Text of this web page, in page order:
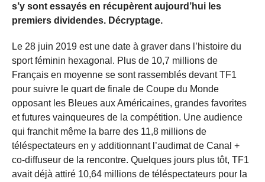
s’y sont essayés en récupèrent aujourd’hui les
premiers dividendes. Décryptage.
Le 28 juin 2019 est une date à graver dans l’histoire du
sport féminin hexagonal. Plus de 10,7 millions de
Français en moyenne se sont rassemblés devant TF1
pour suivre le quart de finale de Coupe du Monde
opposant les Bleues aux Américaines, grandes favorites
et futures vainqueures de la compétition. Une audience
qui franchit même la barre des 11,8 millions de
téléspectateurs en y additionnant l’audimat de Canal +
co-diffuseur de la rencontre. Quelques jours plus tôt, TF1
avait déjà attiré 10,64 millions de téléspectateurs pour la